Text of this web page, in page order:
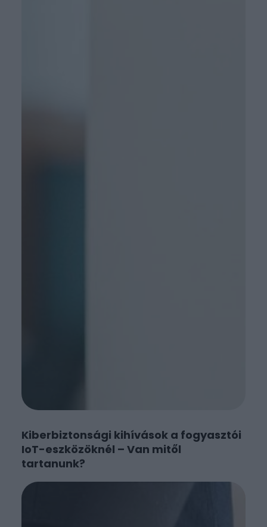
Kiberbiztonsági kihívások a fogyasztói
IoT-eszközöknél – Van mitől
tartanunk?